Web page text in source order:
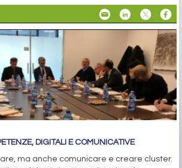
DIGITALI E COMUNICATIVE
ma anche comunicare e creare cluster.